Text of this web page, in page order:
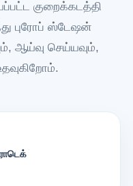
குறைக்கடத்தி
புரோப் ஸ்டேஷன்
ஆய்வு செய்யவும்,